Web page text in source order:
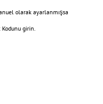
olarak ayarlanmışsa
girin.